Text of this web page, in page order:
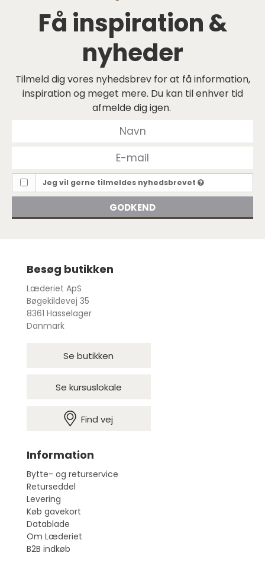
Få inspiration &
nyheder
Tilmeld dig vores nyhedsbrev for at få information,
inspiration og meget mere. Du kan til enhver tid
afmelde dig igen.
Jeg vil gerne tilmeldes nyhedsbrevet
GODKEND
Besøg butikken
Læderiet ApS
Bøgekildevej 35
8361 Hasselager
Danmark
Se butikken
Se kursuslokale
Find vej
Information
Bytte- og returservice
Returseddel
Levering
Køb gavekort
Datablade
Om Læderiet
B2B indkøb